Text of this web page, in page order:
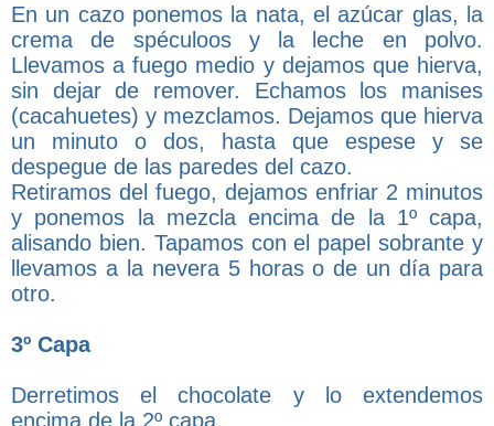
En un cazo ponemos la nata, el azúcar glas, la
crema de spéculoos y la leche en polvo.
Llevamos a fuego medio y dejamos que hierva,
sin dejar de remover. Echamos los manises
(cacahuetes) y mezclamos. Dejamos que hierva
un minuto o dos, hasta que espese y se
despegue de las paredes del cazo.
Retiramos del fuego, dejamos enfriar 2 minutos
y ponemos la mezcla encima de la 1º capa,
alisando bien. Tapamos con el papel sobrante y
llevamos a la nevera 5 horas o de un día para
otro.
3º Capa
Derretimos el chocolate y lo extendemos
encima de la 2º capa.